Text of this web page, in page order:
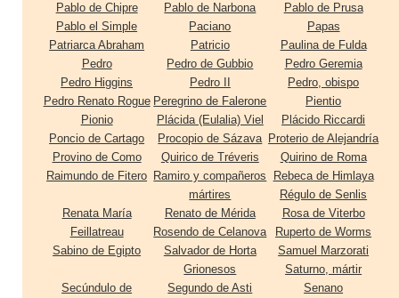
Pablo de Chipre
Pablo de Narbona
Pablo de Prusa
Pablo el Simple
Paciano
Papas
Patriarca Abraham
Patricio
Paulina de Fulda
Pedro
Pedro de Gubbio
Pedro Geremia
Pedro Higgins
Pedro II
Pedro, obispo
Pedro Renato Rogue Peregrino de Falerone
Pientio
Pionio
Plácida (Eulalia) Viel
Plácido Riccardi
Poncio de Cartago
Procopio de Sázava Proterio de Alejandría
Provino de Como
Quirico de Tréveris
Quirino de Roma
Raimundo de Fitero Ramiro y compañeros
mártires
Rebeca de Himlaya
Régulo de Senlis
Renata María
Feillatreau
Renato de Mérida
Rosa de Viterbo
Rosendo de Celanova
Ruperto de Worms
Sabino de Egipto
Salvador de Horta
Grionesos
Samuel Marzorati
Saturno, mártir
Secúndulo de
Segundo de Asti
Senano